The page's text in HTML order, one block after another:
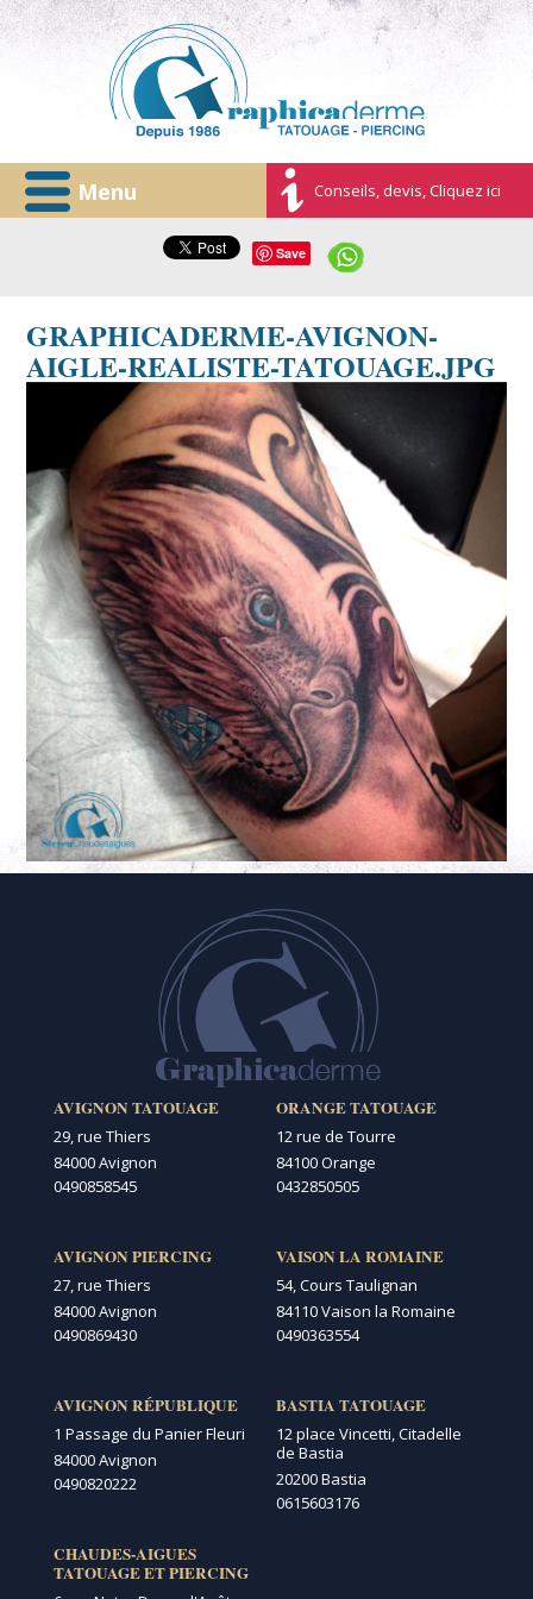
Menu Conseils, devis, Cliquez ici
Save
GRAPHICADERME-AVIGNON-
AIGLE-REALISTE-TATOUAGE.JPG
AVIGNON TATOUAGE
29, rue Thiers
84000 Avignon
0490858545
AVIGNON PIERCING
27, rue Thiers
84000 Avignon
0490869430
AVIGNON RÉPUBLIQUE
1 Passage du Panier Fleuri
84000 Avignon
0490820222
CHAUDES-AIGUES
TATOUAGE ET PIERCING
ORANGE TATOUAGE
12 rue de Tourre
84100 Orange
0432850505
VAISON LA ROMAINE
54, Cours Taulignan
84110 Vaison la Romaine
0490363554
BASTIA TATOUAGE
12 place Vincetti, Citadelle
de Bastia
20200 Bastia
0615603176